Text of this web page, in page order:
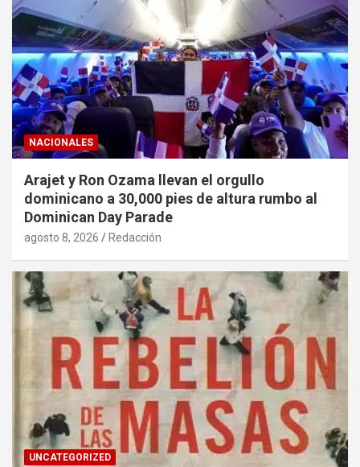
NACIONALES
Arajet y Ron Ozama llevan el orgullo
dominicano a 30,000 pies de altura rumbo al
Dominican Day Parade
agosto 8, 2026 Redacción
UNCATEGORIZED